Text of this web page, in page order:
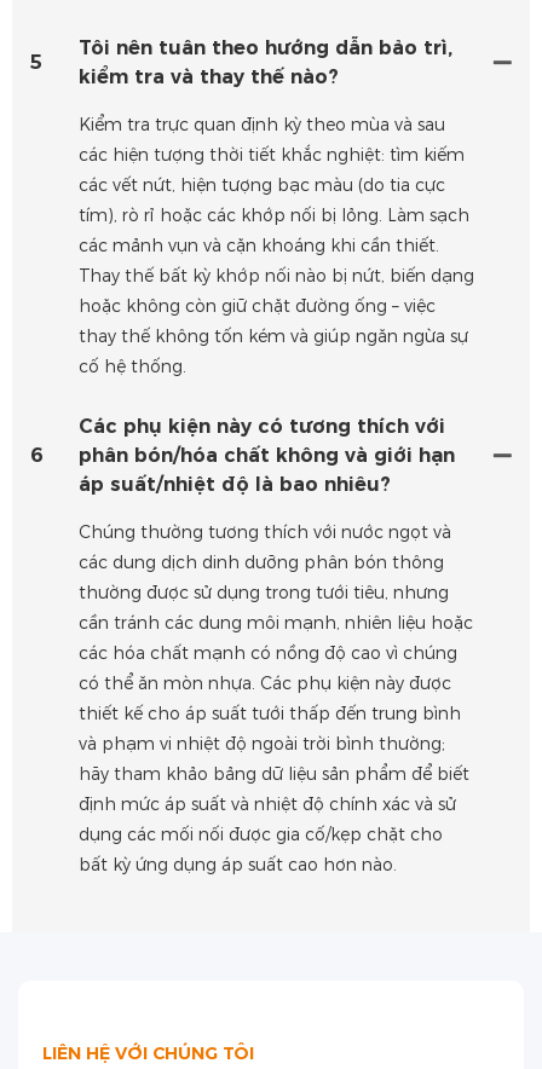
5
Tôi nên tuân theo hướng dẫn bảo trì,
kiểm tra và thay thế nào?
Kiểm tra trực quan định kỳ theo mùa và sau
các hiện tượng thời tiết khắc nghiệt: tìm kiếm
các vết nứt, hiện tượng bạc màu (do tia cực
tím), rò rỉ hoặc các khớp nối bị lỏng. Làm sạch
các mảnh vụn và cặn khoáng khi cần thiết.
Thay thế bất kỳ khớp nối nào bị nứt, biến dạng
hoặc không còn giữ chặt đường ống – việc
thay thế không tốn kém và giúp ngăn ngừa sự
cố hệ thống.
6
Các phụ kiện này có tương thích với
phân bón/hóa chất không và giới hạn
áp suất/nhiệt độ là bao nhiêu?
Chúng thường tương thích với nước ngọt và
các dung dịch dinh dưỡng phân bón thông
thường được sử dụng trong tưới tiêu, nhưng
cần tránh các dung môi mạnh, nhiên liệu hoặc
các hóa chất mạnh có nồng độ cao vì chúng
có thể ăn mòn nhựa. Các phụ kiện này được
thiết kế cho áp suất tưới thấp đến trung bình
và phạm vi nhiệt độ ngoài trời bình thường;
hãy tham khảo bảng dữ liệu sản phẩm để biết
định mức áp suất và nhiệt độ chính xác và sử
dụng các mối nối được gia cố/kẹp chặt cho
bất kỳ ứng dụng áp suất cao hơn nào.
LIÊN HỆ VỚI CHÚNG TÔI